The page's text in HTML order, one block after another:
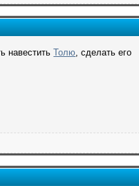
навеститьТолю , сделать его